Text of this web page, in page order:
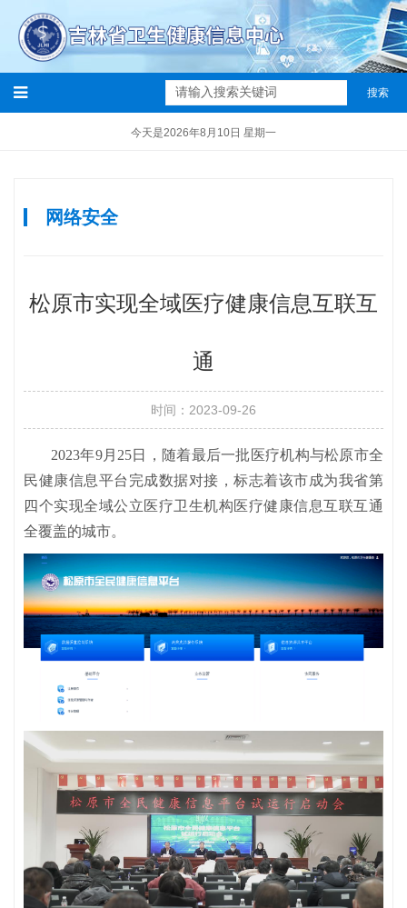
搜索
今天是2026年8月10日 星期一
网络安全
松原市实现全域医疗健康信息互联互
通
时间：2023-09-26
2023年9月25日，随着最后一批医疗机构与松原市全
民健康信息平台完成数据对接，标志着该市成为我省第
四个实现全域公立医疗卫生机构医疗健康信息互联互通
全覆盖的城市。